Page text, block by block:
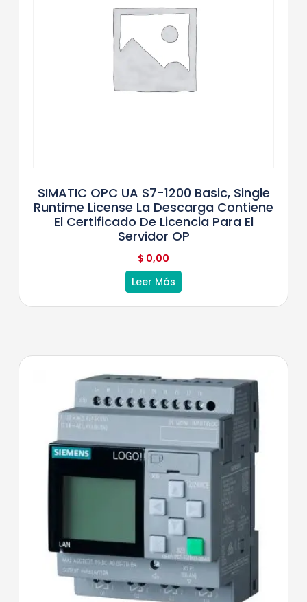
SIMATIC OPC UA S7-1200 Basic, Single
Runtime License La Descarga Contiene
El Certificado De Licencia Para El
Servidor OP
$ 0,00
Leer Más